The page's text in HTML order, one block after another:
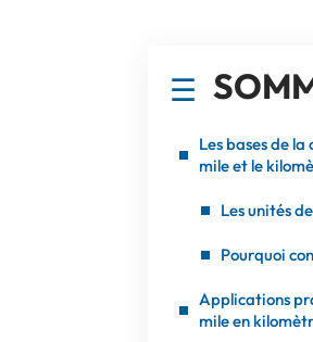
Les bases de
mile et le
Les unités
Pourquoi
Applications
mile en